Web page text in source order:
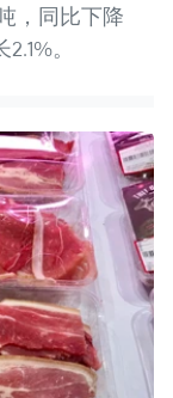
，同比下降
。